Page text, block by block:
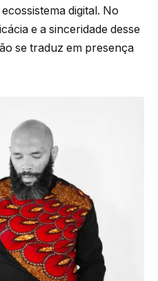
digital. No
e a sinceridade desse
se traduz em presença